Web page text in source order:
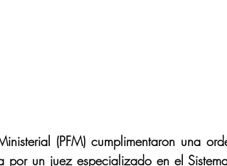
(PFM) cumplimentaron una
por un juez especializado en el